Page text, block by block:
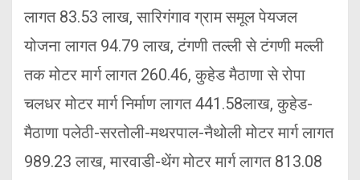
लागत 83.53 लाख, सारिगंगाव ग्राम समूल पेयजल
योजना लागत 94.79 लाख, टंगणी तल्ली से टंगणी मल्ली
तक मोटर मार्ग लागत 260.46, कुहेड मैठाणा से रोपा
चलधर मोटर मार्ग निर्माण लागत 441.58लाख, कुहेड-
मैठाणा पलेठी-सरतोली-मथरपाल-नैथोली मोटर मार्ग लागत
989.23 लाख, मारवाडी-थेंग मोटर मार्ग लागत 813.08